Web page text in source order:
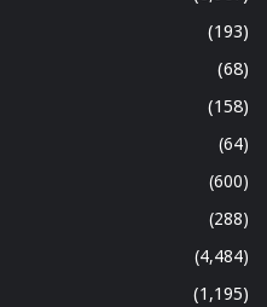
(193)
(68)
(158)
(64)
(600)
(288)
(4,484)
(1,195)